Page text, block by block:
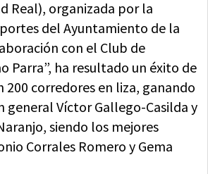
Real), organizada por la
del Ayuntamiento de la
con el Club de
Parra”, ha resultado un éxito de
corredores en liza, ganando
general Víctor Gallego-Casilda y
siendo los mejores
Corrales Romero y Gema